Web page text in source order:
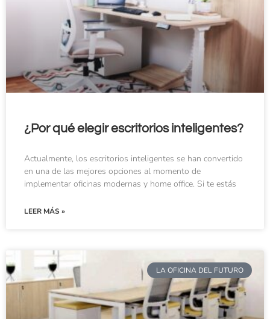
¿Por qué elegir escritorios inteligentes?
Actualmente, los escritorios inteligentes se han convertido
en una de las mejores opciones al momento de
implementar oficinas modernas y home office. Si te estás
LEER MÁS »
LA OFICINA DEL FUTURO